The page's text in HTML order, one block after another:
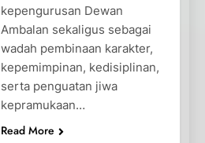
kepengurusan Dewan
Ambalan sekaligus sebagai
wadah pembinaan karakter,
kepemimpinan, kedisiplinan,
serta penguatan jiwa
kepramukaan…
Read More